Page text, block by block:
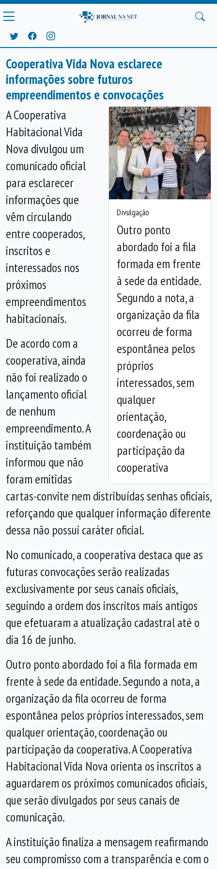
Cooperativa Vida Nova esclarece
informações sobre futuros
empreendimentos e convocações
Divulgação
Outro ponto
abordado foi a fila
formada em frente
à sede da entidade.
Segundo a nota, a
organização da fila
ocorreu de forma
espontânea pelos
próprios
interessados, sem
qualquer
orientação,
coordenação ou
participação da
cooperativa
Anterior
A Cooperativa
Habitacional Vida
Nova divulgou um
comunicado oficial
para esclarecer
informações que
vêm circulando
entre cooperados,
inscritos e
interessados nos
próximos
empreendimentos
habitacionais.
De acordo com a
cooperativa, ainda
não foi realizado o
lançamento oficial
de nenhum
empreendimento. A
instituição também
informou que não
foram emitidas
cartas-convite nem distribuídas senhas oficiais,
reforçando que qualquer informação diferente
dessa não possui caráter oficial.
No comunicado, a cooperativa destaca que as
futuras convocações serão realizadas
exclusivamente por seus canais oficiais,
seguindo a ordem dos inscritos mais antigos
que efetuaram a atualização cadastral até o
dia 16 de junho.
Outro ponto abordado foi a fila formada em
frente à sede da entidade. Segundo a nota, a
organização da fila ocorreu de forma
espontânea pelos próprios interessados, sem
qualquer orientação, coordenação ou
participação da cooperativa. A Cooperativa
Habitacional Vida Nova orienta os inscritos a
aguardarem os próximos comunicados oficiais,
que serão divulgados por seus canais de
comunicação.
A instituição finaliza a mensagem reafirmando
seu compromisso com a transparência e com o